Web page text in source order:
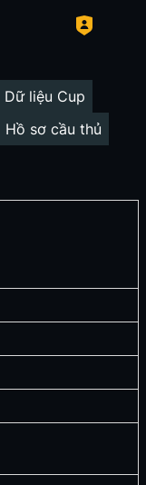
Dữ liệu Cup
Hồ sơ cầu thủ